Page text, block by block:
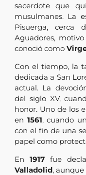
sacerdote que
musulmanes. La
Pisuerga,
Aguadores,
conoció como
Con el tiempo, la
dedicada a San
actual. La
del siglo XV,
honor. Uno de los
en 1561, cuando
con el fin de una
papel como
En 1917 fue
Valladolid,